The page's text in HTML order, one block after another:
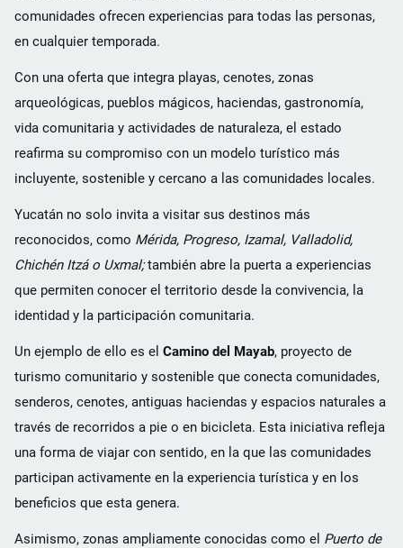
comunidades ofrecen experiencias para todas las personas,
en cualquier temporada.
Con una oferta que integra playas, cenotes, zonas
arqueológicas, pueblos mágicos, haciendas, gastronomía,
vida comunitaria y actividades de naturaleza, el estado
reafirma su compromiso con un modelo turístico más
incluyente, sostenible y cercano a las comunidades locales.
Yucatán no solo invita a visitar sus destinos más
reconocidos, como Mérida, Progreso, Izamal, Valladolid,
Chichén Itzá o Uxmal;también abre la puerta a experiencias
que permiten conocer el territorio desde la convivencia, la
identidad y la participación comunitaria.
Un ejemplo de ello es el Camino del Mayab, proyecto de
turismo comunitario y sostenible que conecta comunidades,
senderos, cenotes, antiguas haciendas y espacios naturales a
través de recorridos a pie o en bicicleta. Esta iniciativa refleja
una forma de viajar con sentido, en la que las comunidades
participan activamente en la experiencia turística y en los
beneficios que esta genera.
Asimismo, zonas ampliamente conocidas como el Puerto de